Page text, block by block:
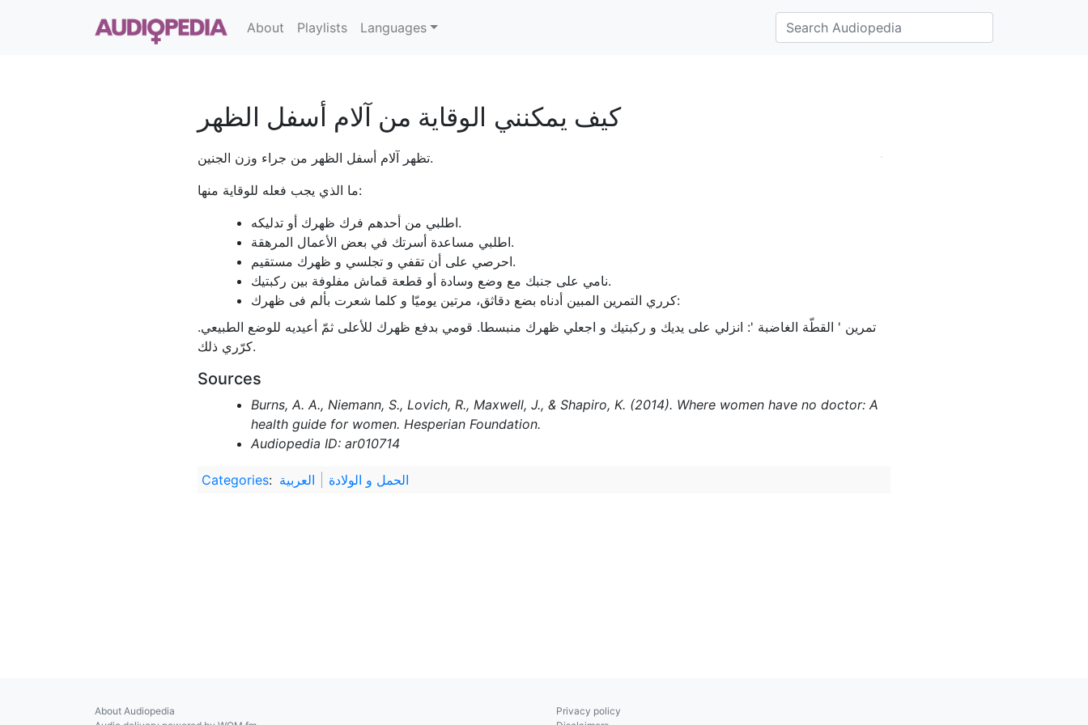
About Playlists Languages
كيف يمكنني الوقاية من آلام أسفل الظهر
تظهر آلام أسفل الظهر من جراء وزن الجنين.
ما الذي يجب فعله للوقاية منها:
اطلبي من أحدهم فرك ظهرك أو تدليكه.
اطلبي مساعدة أسرتك في بعض الأعمال المرهقة.
احرصي على أن تقفي و تجلسي و ظهرك مستقيم.
نامي على جنبك مع وضع وسادة أو قطعة قماش مفلوفة بين ركبتيك.
كرري التمرين المبين أدناه بضع دقاثق، مرتين يوميّا و كلما شعرت بألم فى ظهرك:
تمرين ' القطّة الغاضبة ': انزلي على يديك و ركبتيك و اجعلي ظهرك منبسطا. قومي بدفع ظهرك للأعلى ثمّ أعيديه للوضع الطبيعي.
كرّري ذلك.
Sources
Burns, A. A., Niemann, S., Lovich, R., Maxwell, J., & Shapiro, K. (2014). Where women have no doctor: A
health guide for women. Hesperian Foundation.
Audiopedia ID: ar010714
Categories: العربية الحمل و الولادة
About Audiopedia
Privacy policy